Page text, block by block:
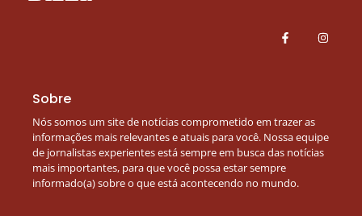
Sobre
Nós somos um site de notícias comprometido em trazer as
informações mais relevantes e atuais para você. Nossa equipe
de jornalistas experientes está sempre em busca das notícias
mais importantes, para que você possa estar sempre
informado(a) sobre o que está acontecendo no mundo.